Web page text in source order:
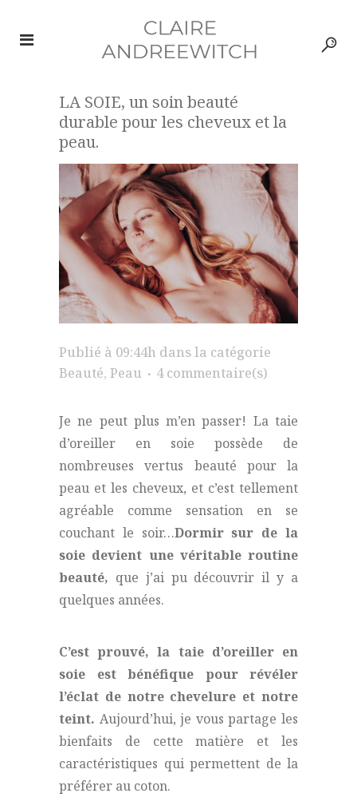
LA SOIE, un soin beauté
durable pour les cheveux et la
peau.
Publié à 09:44h dans la catégorie
Beauté, Peau 4 commentaire(s)
Je ne peut plus m’en passer! La taie
d’oreiller en soie possède de
nombreuses vertus beauté pour la
peau et les cheveux, et c’est tellement
agréable comme sensation en se
couchant le soir…Dormir sur de la
soie devient une véritable routine
beauté, que j’ai pu découvrir il y a
quelques années.
C’est prouvé, la taie d’oreiller en
soie est bénéfique pour révéler
l’éclat de notre chevelure et notre
teint. Aujourd’hui, je vous partage les
bienfaits de cette matière et les
caractéristiques qui permettent de la
préférer au coton.